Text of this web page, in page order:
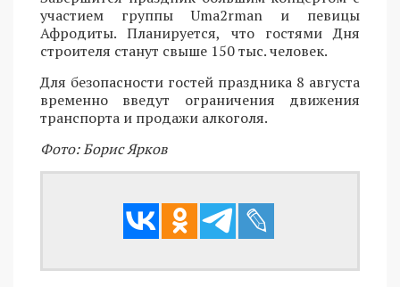
участием группы Uma2rman и певицы
Афродиты. Планируется, что гостями Дня
строителя станут свыше 150 тыс. человек.
Для безопасности гостей праздника 8 августа
временно введут ограничения движения
транспорта и продажи алкоголя.
Фото: Борис Ярков